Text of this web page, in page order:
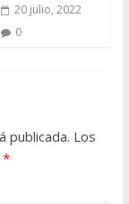
20 julio, 2022
0
publicada. Los
*